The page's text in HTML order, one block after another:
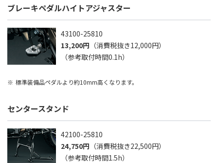
ブレーキペダルハイトアジャスター
43100-25810
13,200円 （消費税抜き12,000円）
（参考取付時間0.1h）
標準装備品ペダルより約10mm高くなります。
センタースタンド
42100-25810
24,750円 （消費税抜き22,500円）
（参考取付時間1.5h）